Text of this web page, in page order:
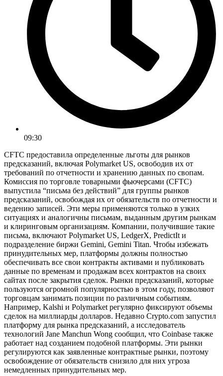
09:30
CFTC предоставила определенные льготы для рынков
предсказаний, включая Polymarket US, освободив их от
требований по отчетности и хранению данных по свопам.
Комиссия по торговле товарными фьючерсами (CFTC)
выпустила “письма без действий” для группы рынков
предсказаний, освобождая их от обязательств по отчетности и
ведению записей. Эти меры применяются только в узких
ситуациях и аналогичны письмам, выданным другим рынкам
и клиринговым организациям. Компании, получившие такие
письма, включают Polymarket US, LedgerX, PredictIt и
подразделение биржи Gemini, Gemini Titan. Чтобы избежать
принудительных мер, платформы должны полностью
обеспечивать все свои контракты активами и публиковать
данные по временам и продажам всех контрактов на своих
сайтах после закрытия сделок. Рынки предсказаний, которые
пользуются огромной популярностью в этом году, позволяют
торговцам занимать позиции по различным событиям.
Например, Kalshi и Polymarket регулярно фиксируют объемы
сделок на миллиарды долларов. Недавно Crypto.com запустил
платформу для рынка предсказаний, а исследователь
технологий Jane Manchun Wong сообщил, что Coinbase также
работает над созданием подобной платформы. Эти рынки
регулируются как заявленные контрактные рынки, поэтому
освобождение от обязательств снизило для них угроза
немедленных принудительных мер.